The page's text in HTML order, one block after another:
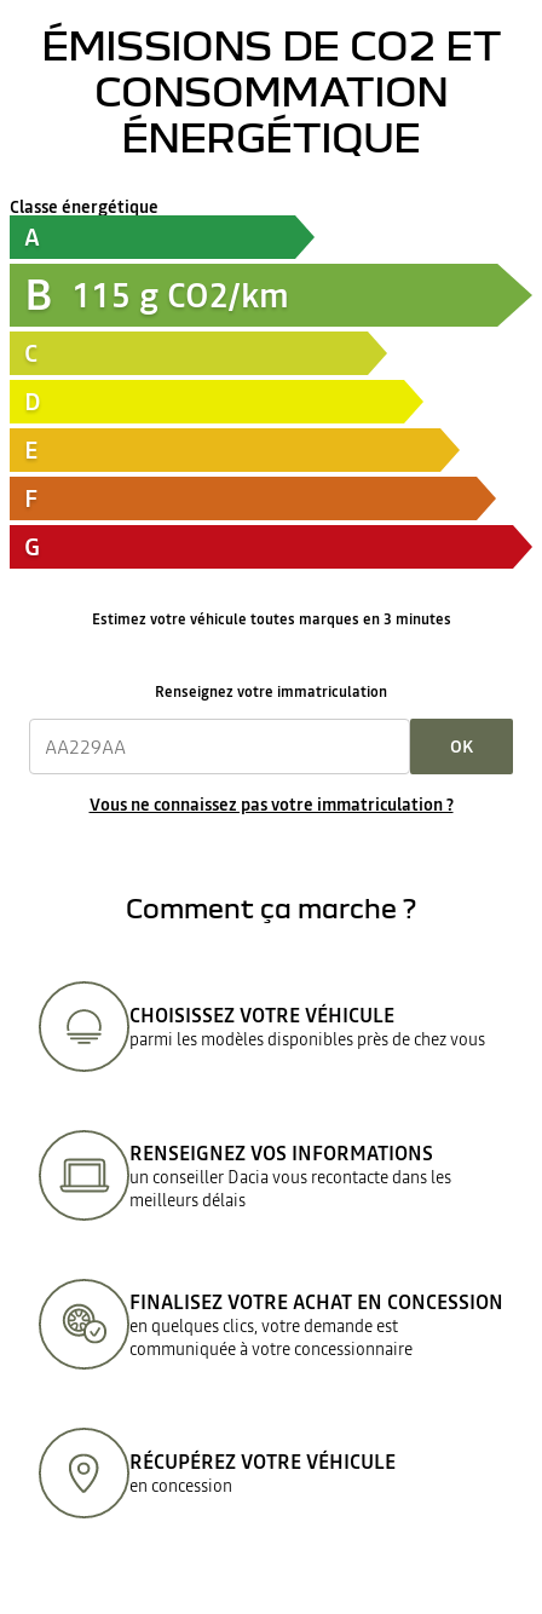
ÉMISSIONS DE CO2 ET
CONSOMMATION
ÉNERGÉTIQUE
Classe énergétique
A
B 115 g CO2/km
C
D
E
F
G
Estimez votre véhicule toutes marques en 3 minutes
Renseignez votre immatriculation
OK
Vous ne connaissez pas votre immatriculation ?
Comment ça marche ?
CHOISISSEZ VOTRE VÉHICULE
parmi les modèles disponibles près de chez vous
RENSEIGNEZ VOS INFORMATIONS
un conseiller Dacia vous recontacte dans les
meilleurs délais
FINALISEZ VOTRE ACHAT EN CONCESSION
en quelques clics, votre demande est
communiquée à votre concessionnaire
RÉCUPÉREZ VOTRE VÉHICULE
en concession